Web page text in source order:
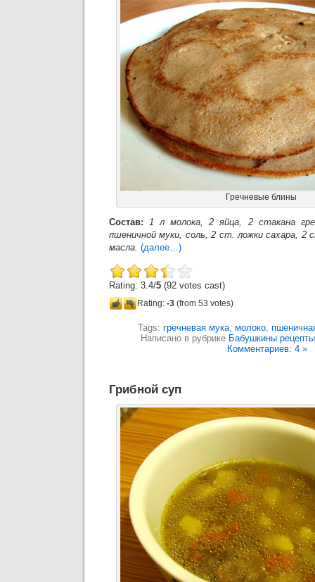
Гречневые блины
Состав:
1 л молока, 2 яйца, 2 стакана
пшеничной муки, соль, 2 ст. ложки сахара, 2
масла. (далее…)
Rating: 3.4/5 (92 votes cast)
Rating: -3 (from 53 votes)
Tags: гречневая мука, молоко,
Написано в рубрике Бабушкины рецепты
Комментариев: 4 »
Грибной суп